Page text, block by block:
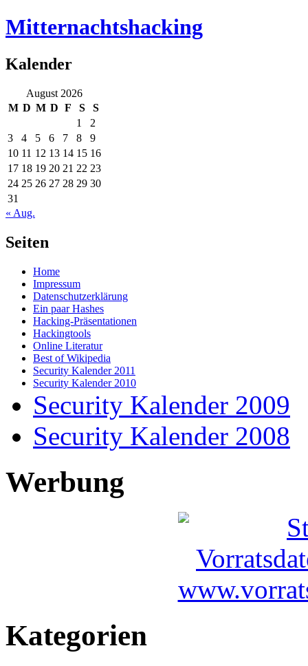
Mitternachtshacking
Kalender
August 2026
M D M D F S
S
1
2
3
4 5 6 7 8
9
10 11 12 13 14 15 16
17 18 19 20 21 22 23
24 25 26 27 28 29 30
31
« Aug.
Seiten
Home
Impressum
Datenschutzerklärung
Ein paar Hashes
Hacking-Präsentationen
Hackingtools
Online Literatur
Best of Wikipedia
Security Kalender 2011
Security Kalender 2010
Security Kalender 2009
Security Kalender 2008
Werbung
Kategorien